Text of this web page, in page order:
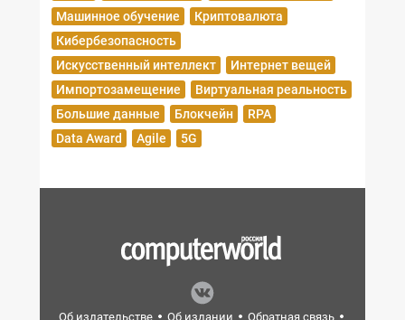
Машинное обучение
Криптовалюта
Кибербезопасность
Искусственный интеллект
Интернет вещей
Импортозамещение
Виртуальная реальность
Большие данные
Блокчейн
RPA
Data Award
Agile 5G
Об издательстве Об издании
Обратная связь